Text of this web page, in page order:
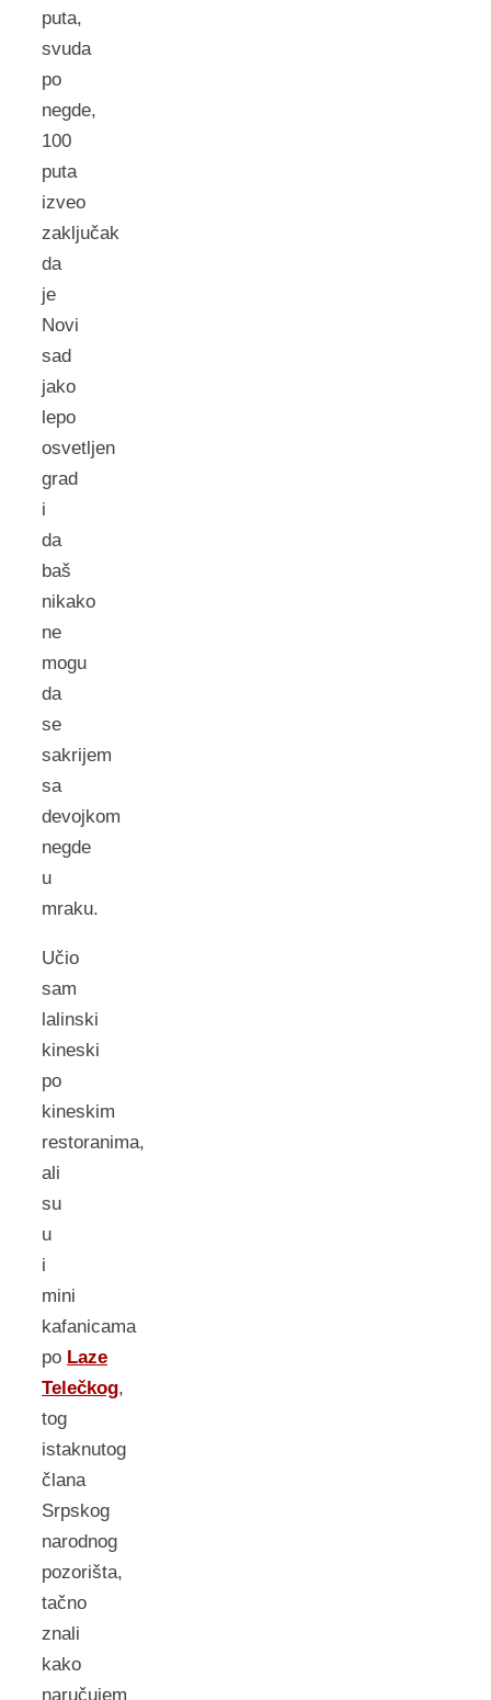
puta,
svuda
po
negde,
100
puta
izveo
zaključak
da
je
Novi
sad
jako
lepo
osvetljen
grad
i
da
baš
nikako
ne
mogu
da
se
sakrijem
sa
devojkom
negde
u
mraku.
Učio
sam
lalinski
kineski
po
kineskim
restoranima,
ali
su
u
i
mini
kafanicama
po Laze
Telečkog,
tog
istaknutog
člana
Srpskog
narodnog
pozorišta,
tačno
znali
kako
naručujem